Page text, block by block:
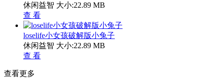
休闲益智 大小:22.89 MB
查 看
loselife小女孩破解版小兔子
休闲益智 大小:22.89 MB
查 看
查看更多